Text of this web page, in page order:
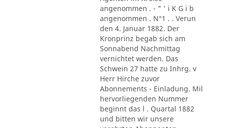
angenommen . - " ' i K G i b
angenommen . N°1 . . Verun
den 4. Januar 1882. Der
Kronprinz begab sich am
Sonnabend Nachmittag
vernichtet werden. Das
Schwein 27 hatte zu Inhrg. v
Herr Hirche zuvor
Abonnements - Einladung. Mil
hervorliegenden Nummer
beginnt das l . Quartal 1882
und bitten wir unsere